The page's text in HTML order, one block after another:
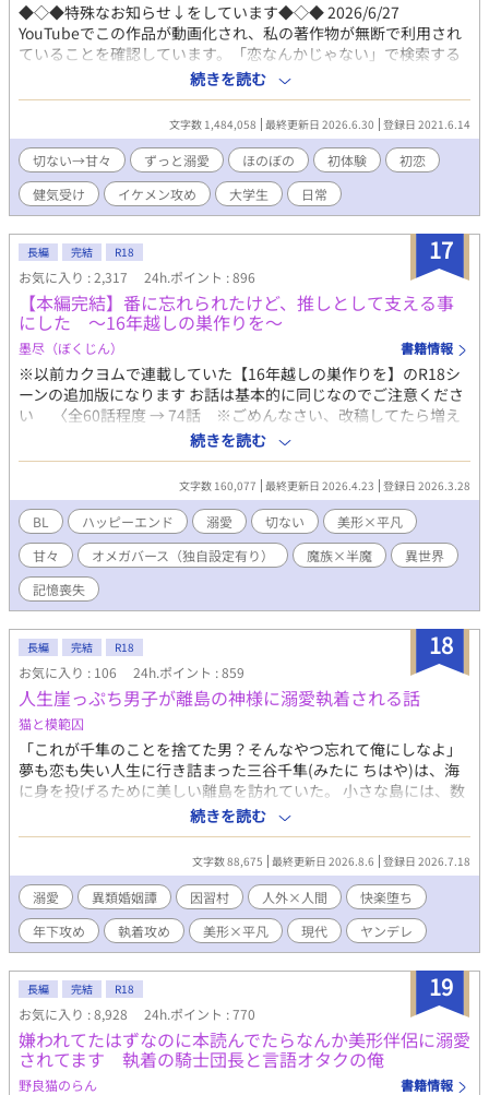
◆◇◆特殊なお知らせ↓をしています◆◇◆ 2026/6/27
YouTubeでこの作品が動画化され、私の著作物が無断で利用され
ていることを確認しています。「恋なんかじゃない」で検索する
と出てくると思います。 私は動画化の許可を、どの作品にも、一
切、出していません。 タイトル・キャラ名まったく同じですが、
まったくの無関係です。 再生すると閲覧回数に貢献してしまうの
で、閲覧せず、 小説の方でお楽しみいただけたら幸いです。 もし
「通報」という機能を使って意思表示をしていただける方がいら
っしゃいましたら、皆様が安全な形でご協力いただけると、とて
も心強いです。 「恋なんかじゃない」で検索しても出てこなくな
るのを願って。 とりあえず、動画からこちらにくる方もいるかも
しれませんので、この文章をしばらく載せておきます。 ◆◇◆ の
どかに甘々を読みたい方、ぜひ…♡ 超モテまくりで遊んではいた
けど好きって気持ちも執着も知らなかった攻めくんが、平凡だけ
ど可愛らしい受けくんを好きになって執着も知って、これ以上な
い位、猫可愛がりに可愛がるお話です(*´艸`*)♡ 中の皆、ちょっ
とずつ色々成長もしているはず……(*'ω'*) ※ただただ、好きな幸
せ世界を楽しく書いてます♡ ご一緒にほのぼの楽しんで頂けたら
嬉しいです。 お気にいり登録＆感想を頂けると更新気力upします
(*'ω'*)♡ 匿名がよろしければ、Twitterのマシュマロから♡ 頂け
ると嬉しいです♡ モロツヨシさまの「人間(男)メーカー(仮)」で、
キャラのイメージを作らせて頂きました。 ◇ ◇ ◇ ◇ あまも
あもさま に描いて頂いた素敵な表紙を大賞期間だけ公開してま
す🩷 https://xfolio.jp/portfolio/amamoamo またいつか、表紙と
して、お見せすることがあると思います🩷
続きを読む
文字数 1,484,058 最終更新日 2026.6.30 登録日 2021.6.14
切ない→甘々 ずっと溺愛 ほのぼの 初体験
初恋
健気受け
イケメン攻め 大学生 日常
17
長編 完結 R18
お気に入り : 2,317 24h.ポイント : 896
【本編完結】番に忘れられたけど、推しとして支える事
にした ～16年越しの巣作りを～
墨尽（ぼくじん） 書籍情報
※以前カクヨムで連載していた【16年越しの巣作りを】のR18シ
ーンの追加版になります お話は基本的に同じなのでご注意くださ
い 〈全60話程度 → 74話 ※ごめんなさい、改稿してたら増え
てしまいました…〉 完結していますので、基本的に毎日更新しま
す ◇記憶を失った冷酷皇子 × 献身的だが目が離せない猫系文官
◇ 【あらすじ】 『＿＿＿＿ アースター。今宵の相手はお前がし
ろ』 『（……ああ……。誰でもなくお前に、愛なく抱かれるなん
て……）』 次期魔王に一番近いとされている第九皇子『ルキウ
ス・ウィンコット』は、冷酷無慈悲で有名だった そんな彼が率い
る第一軍司令部に出向になった半魔の文官『シン・アースター』
シンには誰にも言えない秘密があった かつて番を失い感情も無く
なったルキウスは、シンに理不尽な仕打ちをする しかしどうして
心にも変化が訪れる そんな中、ルキウスが記憶を失くすきっかけ
となった事件が新たな動きを見せていく 秘められた事実は驚くべ
きものだった ルキウスは、失った記憶を取り戻すことが出来るの
か 二人が織りなす二度目の恋のお話です
続きを読む
文字数 160,077 最終更新日 2026.4.23 登録日 2026.3.28
BL ハッピーエンド 溺愛 切ない
美形×平凡
甘々
オメガバース（独自設定有り） 魔族×半魔
異世界
記憶喪失
18
長編 完結 R18
お気に入り : 106 24h.ポイント : 859
人生崖っぷち男子が離島の神様に溺愛執着される話
猫と模範囚
「これが千隼のことを捨てた男？そんなやつ忘れて俺にしなよ」
夢も恋も失い人生に行き詰まった三谷千隼(みたに ちはや)は、海
に身を投げるために美しい離島を訪れていた。 小さな島には、数
百年ものあいだ一度も実行されたことがない奇祭の伝承が残って
いる。島の神様との婚姻の儀。 岬の崖から飛び降りる寸前、千隼
は一人の青年と出会う。まだ少年の面影を残す白い横顔、海の底
のような瑠璃色の瞳、幻想的な美貌の不思議な子だった。 「俺の
名前、千隼が決めて」 なぜか名前を教えてくれない青年に、千隼
は瑠璃(るり)という呼び名をつける。 どこか浮世離れしているけ
ど人懐っこい瑠璃との交流で、千隼は少しずつ生きる気力を取り
戻していく。 しかしあるとき、瑠璃が島の人々から神様と崇めら
れる存在だと知り……。 汚れた過去を持つ千隼がはじめて掴んだ
本物の恋、閉ざされた離島の土着信仰の狂気、瑠璃の正体。いつ
のまにか千隼は島の奇妙な因習に囚われていく。 溺愛執着年下攻
め(神)×元ビッチ受け ※作中で浮気描写はありませんが、過去の
モブ×受け描写が少しあります 作中で攻めの瑠璃が女神、花嫁と
して扱われる場面があるけど、瑠璃はリバ要素なしの攻め男です
続きを読む
文字数 88,675 最終更新日 2026.8.6 登録日 2026.7.18
溺愛 異類婚姻譚 因習村 人外×人間
快楽堕ち
年下攻め
執着攻め 美形×平凡 現代 ヤンデレ
19
長編 完結 R18
お気に入り : 8,928 24h.ポイント : 770
嫌われてたはずなのに本読んでたらなんか美形伴侶に溺愛
されてます 執着の騎士団長と言語オタクの俺
野良猫のらん 書籍情報